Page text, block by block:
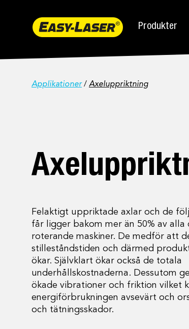
Produkter
Applikationer / Axeluppriktning
Felaktigt uppriktade axlar och de
får ligger bakom mer än 50% av
roterande maskiner. De medför att
stilleståndstiden och därmed
ökar. Självklart ökar också de totala
underhållskostnaderna. Dessutom
ökade vibrationer och friktion vilket
energiförbrukningen avsevärt och
och tätningsskador.